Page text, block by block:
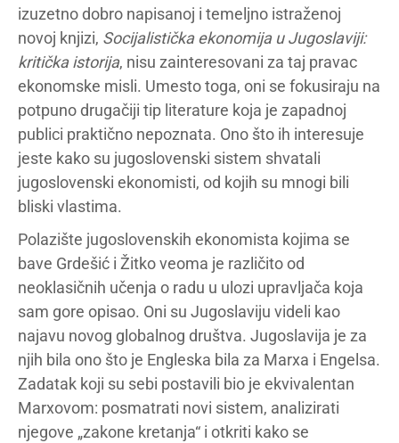
izuzetno dobro napisanoj i temeljno istraženoj
novoj knjizi, Socijalistička ekonomija u Jugoslaviji:
kritička istorija, nisu zainteresovani za taj pravac
ekonomske misli. Umesto toga, oni se fokusiraju na
potpuno drugačiji tip literature koja je zapadnoj
publici praktično nepoznata. Ono što ih interesuje
jeste kako su jugoslovenski sistem shvatali
jugoslovenski ekonomisti, od kojih su mnogi bili
bliski vlastima.
Polazište jugoslovenskih ekonomista kojima se
bave Grdešić i Žitko veoma je različito od
neoklasičnih učenja o radu u ulozi upravljača koja
sam gore opisao. Oni su Jugoslaviju videli kao
najavu novog globalnog društva. Jugoslavija je za
njih bila ono što je Engleska bila za Marxa i Engelsa.
Zadatak koji su sebi postavili bio je ekvivalentan
Marxovom: posmatrati novi sistem, analizirati
njegove „zakone kretanja“ i otkriti kako se